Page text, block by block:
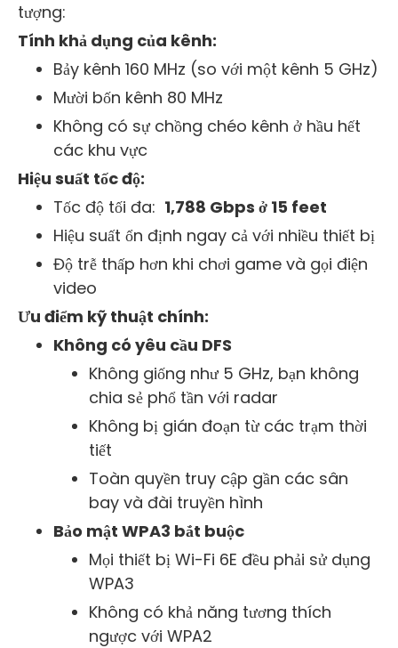
tượng:
Tính khả dụng của kênh:
Bảy kênh 160 MHz (so với một kênh 5 GHz)
Mười bốn kênh 80 MHz
Không có sự chồng chéo kênh ở hầu hết
các khu vực
Hiệu suất tốc độ:
Tốc độ tối đa: 1,788 Gbps ở 15 feet
Hiệu suất ổn định ngay cả với nhiều thiết bị
Độ trễ thấp hơn khi chơi game và gọi điện
video
Ưu điểm kỹ thuật chính:
Không có yêu cầu DFS
Không giống như 5 GHz, bạn không
chia sẻ phổ tần với radar
Không bị gián đoạn từ các trạm thời
tiết
Toàn quyền truy cập gần các sân
bay và đài truyền hình
Bảo mật WPA3 bắt buộc
Mọi thiết bị Wi-Fi 6E đều phải sử dụng
WPA3
Không có khả năng tương thích
ngược với WPA2